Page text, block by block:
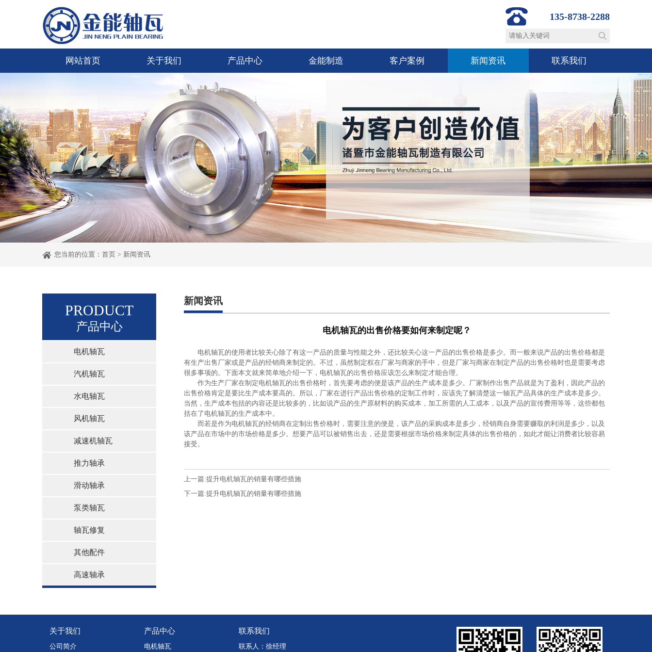
135-8738-2288
网站首页 关于我们 产品中心 金能制造 客户案例 新闻资讯 联系我们
您当前的位置： 首页 > 新闻资讯
PRODUCT
产品中心
电机轴瓦
汽机轴瓦
水电轴瓦
风机轴瓦
减速机轴瓦
推力轴承
滑动轴承
泵类轴瓦
轴瓦修复
其他配件
高速轴承
新闻资讯
电机轴瓦的出售价格要如何来制定呢？
电机轴瓦的使用者比较关心除了有这一产品的质量与性能之外，还比较关心这一产品的出售价格是多少。而一般来说产品的出售价格都是
有生产出售厂家或是产品的经销商来制定的。不过，虽然制定权在厂家与商家的手中，但是厂家与商家在制定产品的出售价格时也是需要考虑
很多事项的。下面本文就来简单地介绍一下，电机轴瓦的出售价格应该怎么来制定才能合理。
作为生产厂家在制定电机轴瓦的出售价格时，首先要考虑的便是该产品的生产成本是多少。厂家制作出售产品就是为了盈利，因此产品的
出售价格肯定是要比生产成本要高的。所以，厂家在进行产品出售价格的定制工作时，应该先了解清楚这一轴瓦产品具体的生产成本是多少。
当然，生产成本包括的内容还是比较多的，比如说产品的生产原材料的购买成本，加工所需的人工成本，以及产品的宣传费用等等，这些都包
括在了电机轴瓦的生产成本中。
而若是作为电机轴瓦的经销商在定制出售价格时，需要注意的便是，该产品的采购成本是多少，经销商自身需要赚取的利润是多少，以及
该产品在市场中的市场价格是多少。想要产品可以被销售出去，还是需要根据市场价格来制定具体的出售价格的，如此才能让消费者比较容易
接受。
上一篇:提升电机轴瓦的销量有哪些措施
下一篇:提升电机轴瓦的销量有哪些措施
关于我们
公司简介
产品中心
电机轴瓦
联系我们
联系人：徐经理